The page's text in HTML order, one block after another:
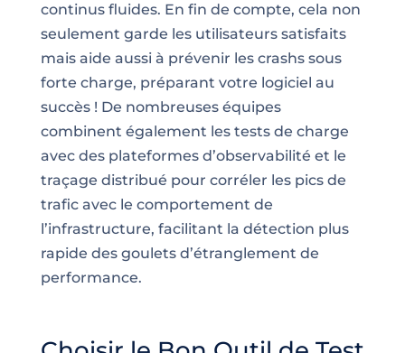
continus fluides. En fin de compte, cela non
seulement garde les utilisateurs satisfaits
mais aide aussi à prévenir les crashs sous
forte charge, préparant votre logiciel au
succès ! De nombreuses équipes
combinent également les tests de charge
avec des plateformes d’observabilité et le
traçage distribué pour corréler les pics de
trafic avec le comportement de
l’infrastructure, facilitant la détection plus
rapide des goulets d’étranglement de
performance.